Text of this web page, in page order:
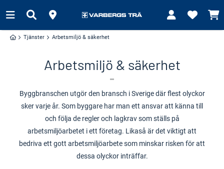
Tjänster Arbetsmiljö & säkerhet
Arbetsmiljö & säkerhet
Byggbranschen utgör den bransch i Sverige där flest olyckor
sker varje år. Som byggare har man ett ansvar att känna till
och följa de regler och lagkrav som ställs på
arbetsmiljöarbetet i ett företag. Likaså är det viktigt att
bedriva ett gott arbetsmiljöarbete som minskar risken för att
dessa olyckor inträffar.